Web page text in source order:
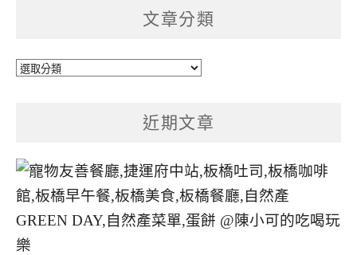
文章分類
文
近期文章